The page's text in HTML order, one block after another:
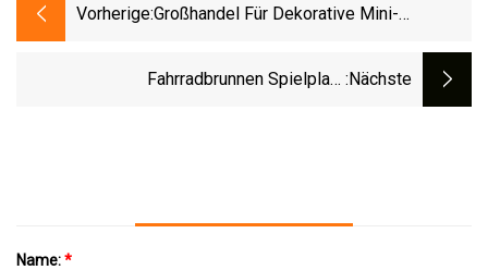
Vorherige:Großhandel Für Dekorative Mini-
Fahrradbrunnen Spielplatz :nächste
Name:*